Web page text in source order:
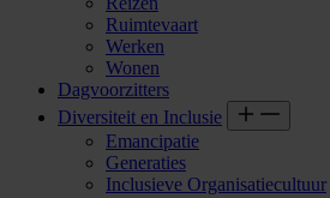
Ruimtevaart
Werken
Wonen
Dagvoorzitters
Diversiteit en Inclusie
Emancipatie
Generaties
Inclusieve Organisatiecultuur